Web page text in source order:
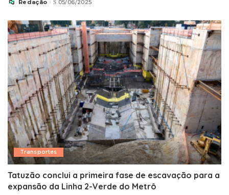
Posted
Redação 05/06/2025
Transportes
Tatuzão conclui a primeira fase de escavação para a
expansão da Linha 2-Verde do Metrô